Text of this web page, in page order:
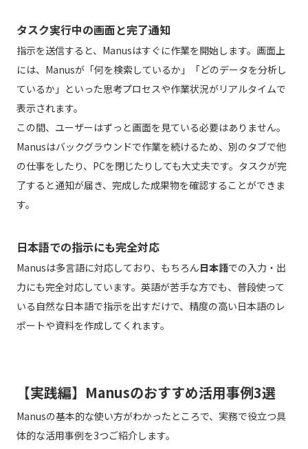
タスク実行中の画面と完了通知
指示を送信すると、Manusはすぐに作業を開始します。画面上
には、Manusが「何を検索しているか」「どのデータを分析し
ているか」といった思考プロセスや作業状況がリアルタイムで
表示されます。
この間、ユーザーはずっと画面を見ている必要はありません。
Manusはバックグラウンドで作業を続けるため、別のタブで他
の仕事をしたり、PCを閉じたりしても大丈夫です。タスクが完
了すると通知が届き、完成した成果物を確認することができま
す。
日本語での指示にも完全対応
Manusは多言語に対応しており、もちろん日本語での入力・出
力にも完全対応しています。英語が苦手な方でも、普段使って
いる自然な日本語で指示を出すだけで、精度の高い日本語のレ
ポートや資料を作成してくれます。
【実践編】Manusのおすすめ活用事例3選
Manusの基本的な使い方がわかったところで、実務で役立つ具
体的な活用事例を3つご紹介します。